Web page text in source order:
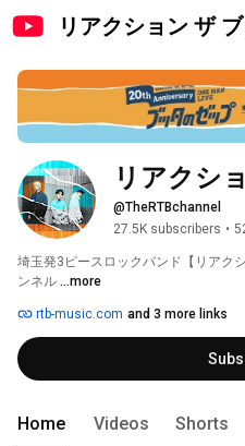
リアクション ザ
リアクシ
@TheRTBchannel
27.5K subscribers •
埼玉発3ピースロックバンド【リアク
ンネル ...more
rtb-music.com and 3 more links
Home Videos Shorts